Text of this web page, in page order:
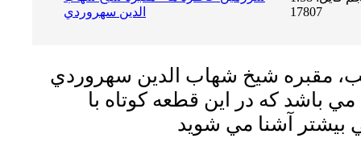
الدين سهروردي
17807
مقبره شيخ شهاب الدين سهروردي
باشد كه در اين قطعه كوتاه با